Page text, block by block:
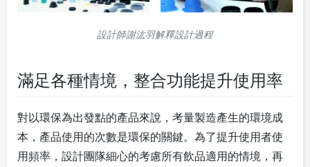
設計師謝汯羽解釋設計過程
滿足各種情境，整合功能提升使用率
對以環保為出發點的產品來說，考量製造產生的環境成
本，產品使用的次數是環保的關鍵。為了提升使用者使
用頻率，設計團隊細心的考慮所有飲品適用的情境，再